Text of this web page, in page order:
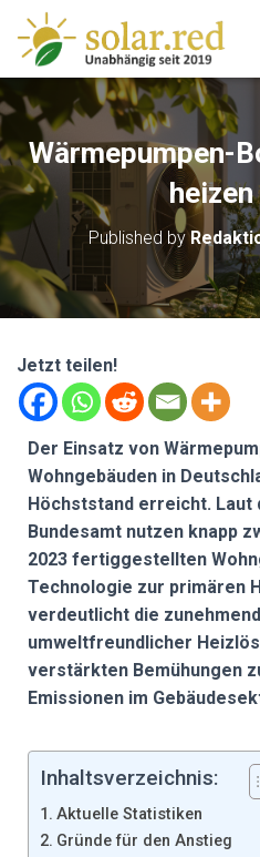
Wärmepumpen-
Published by
Jetzt teilen!
Der Einsatz von
Wohngebäuden in
Höchststand erreicht. Laut
Bundesamt nutzen knapp
2023 fertiggestellten
Technologie zur primären
verdeutlicht die
umweltfreundlicher
verstärkten Bemühungen
Emissionen im
Inhaltsverzeichnis:
Aktuelle Statistiken
Gründe für den Anstieg